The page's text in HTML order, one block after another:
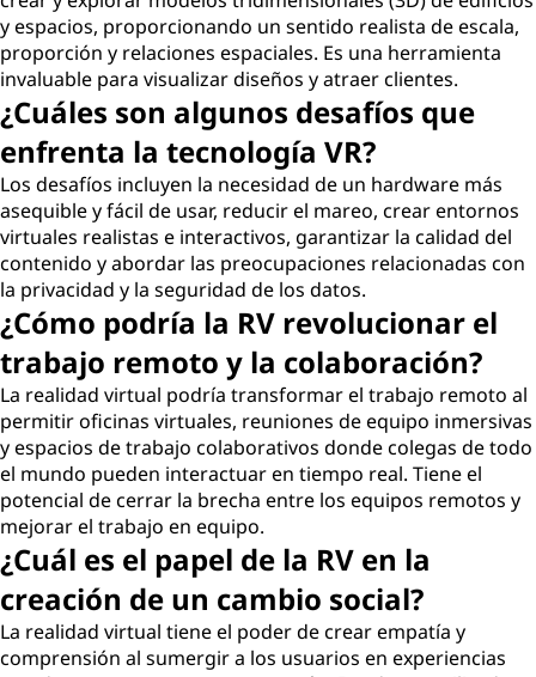
y espacios, proporcionando un sentido realista de escala,
proporción y relaciones espaciales. Es una herramienta
invaluable para visualizar diseños y atraer clientes.
¿Cuáles son algunos desafíos que
enfrenta la tecnología VR?
Los desafíos incluyen la necesidad de un hardware más
asequible y fácil de usar, reducir el mareo, crear entornos
virtuales realistas e interactivos, garantizar la calidad del
contenido y abordar las preocupaciones relacionadas con
la privacidad y la seguridad de los datos.
¿Cómo podría la RV revolucionar el
trabajo remoto y la colaboración?
La realidad virtual podría transformar el trabajo remoto al
permitir oficinas virtuales, reuniones de equipo inmersivas
y espacios de trabajo colaborativos donde colegas de todo
el mundo pueden interactuar en tiempo real. Tiene el
potencial de cerrar la brecha entre los equipos remotos y
mejorar el trabajo en equipo.
¿Cuál es el papel de la RV en la
creación de un cambio social?
La realidad virtual tiene el poder de crear empatía y
comprensión al sumergir a los usuarios en experiencias